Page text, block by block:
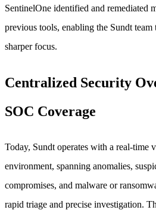
SentinelOne identified and remediated
previous tools, enabling the Sundt
sharper focus.
Centralized Security
SOC Coverage
Today, Sundt operates with a real-time
environment, spanning anomalies,
compromises, and malware or
rapid triage and precise investigation.